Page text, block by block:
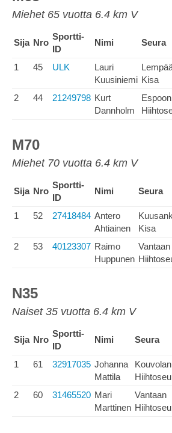
Miehet 65 vuotta 6.4 km V
Sija Nro
Sportti-
ID
Nimi Seura
1 45 ULK
Lauri
Kuusiniemi Kisa
2 44 21249798 Kurt
Dannholm
Espoon
M70
Miehet 70 vuotta 6.4 km V
Sija Nro
Sportti-
ID
Nimi Seura
1 52 27418484 Antero
Ahtiainen
Kisa
2 53 40123307 Raimo
Huppunen
Vantaan
N35
Naiset 35 vuotta 6.4 km V
Sija Nro
Sportti-
ID
Nimi Seura
1 61 32917035 Johanna
Mattila
Kouvolan
2 60 31465520 Mari
Marttinen
Vantaan